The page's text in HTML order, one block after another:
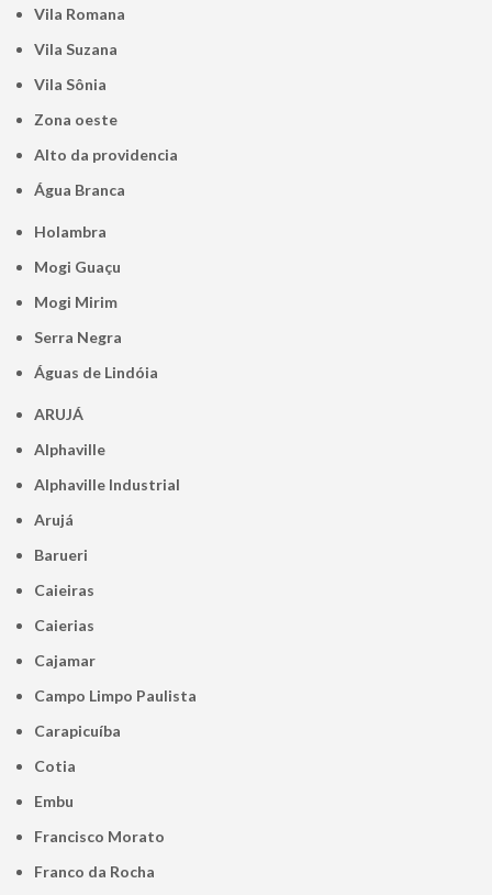
Vila Romana
Vila Suzana
Vila Sônia
Zona oeste
alto da providencia
Água Branca
Holambra
Mogi Guaçu
Mogi Mirim
Serra Negra
Águas de Lindóia
ARUJÁ
Alphaville
Alphaville Industrial
Arujá
Barueri
Caieiras
Caierias
Cajamar
Campo Limpo Paulista
Carapicuíba
Cotia
Embu
Francisco Morato
Franco da Rocha